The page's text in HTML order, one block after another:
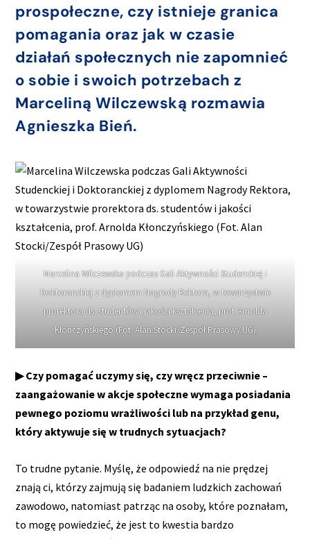
prospołeczne, czy istnieje granica
pomagania oraz jak w czasie
działań społecznych nie zapomnieć
o sobie i swoich potrzebach z
Marceliną Wilczewską rozmawia
Agnieszka Bień.
Marcelina Wilczewska podczas Gali Aktywności Studenckiej i
Doktoranckiej z dyplomem Nagrody Rektora, w towarzystwie
prorektora ds. studentów i jakości kształcenia, prof. Arnolda
Kłonczyńskiego (Fot. Alan Stocki/Zespół Prasowy UG)
▶ Czy pomagać uczymy się, czy wręcz przeciwnie –
zaangażowanie w akcje społeczne wymaga posiadania
pewnego poziomu wrażliwości lub na przykład genu,
który aktywuje się w trudnych sytuacjach?
To trudne pytanie. Myślę, że odpowiedź na nie prędzej
znają ci, którzy zajmują się badaniem ludzkich zachowań
zawodowo, natomiast patrząc na osoby, które poznałam,
to mogę powiedzieć, że jest to kwestia bardzo